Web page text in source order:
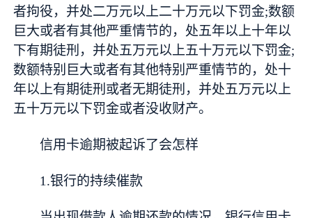
者拘役，并处二万元以上二十万元以下罚金;数额
巨大或者有其他严重情节的，处五年以上十年以
下有期徒刑，并处五万元以上五十万元以下罚金;
数额特别巨大或者有其他特别严重情节的，处十
年以上有期徒刑或者无期徒刑，并处五万元以上
五十万元以下罚金或者没收财产。
信用卡逾期被起诉了会怎样
1.银行的持续催款